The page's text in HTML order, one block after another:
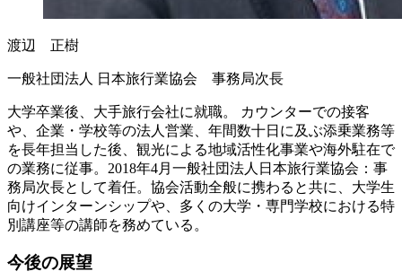
渡辺 正樹
一般社団法人 日本旅行業協会 事務局次長
大学卒業後、大手旅行会社に就職。 カウンターでの接客
や、企業・学校等の法人営業、年間数十日に及ぶ添乗業務等
を長年担当した後、観光による地域活性化事業や海外駐在で
の業務に従事。2018年4月一般社団法人日本旅行業協会：事
務局次長として着任。協会活動全般に携わると共に、大学生
向けインターンシップや、多くの大学・専門学校における特
別講座等の講師を務めている。
今後の展望